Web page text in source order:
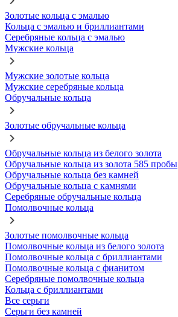
Золотые кольца с эмалью
Кольца с эмалью и бриллиантами
Серебряные кольца с эмалью
Мужские кольца
Мужские золотые кольца
Мужские серебряные кольца
Обручальные кольца
Золотые обручальные кольца
Обручальные кольца из белого золота
Обручальные кольца из золота 585 пробы
Обручальные кольца без камней
Обручальные кольца с камнями
Серебряные обручальные кольца
Помолвочные кольца
Золотые помолвочные кольца
Помолвочные кольца из белого золота
Помолвочные кольца с бриллиантами
Помолвочные кольца с фианитом
Серебряные помолвочные кольца
Кольца с бриллиантами
Все серьги
Серьги без камней